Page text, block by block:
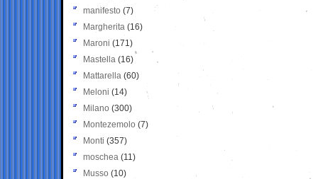
manifesto (7)
Margherita (16)
Maroni (171)
Mastella (16)
Mattarella (60)
Meloni (14)
Milano (300)
Montezemolo (7)
Monti (357)
moschea (11)
Musso (10)